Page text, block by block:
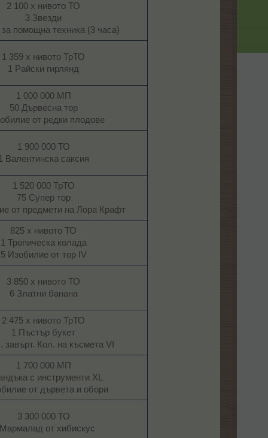
2 100 х нивото ТО
3 Звезди
за помощна техника (3 часа)​
1 359 х нивото ТрТО
1 Райски гирлянд​
1 000 000 МП
50 Дървесна тор
от редки плодове​
1 900 000 ТО
1 Валентинска саксия​
1 520 000 ТрТО
75 Супер тор
от предмети на Лора Крафт​
825 х нивото ТО
1 Тропическа колада
5 Изобилие от тор IV​
3 850 х нивото ТО
6 Златни банана​
2 475 х нивото ТрТО
1 Пъстър букет
завърт. Кол. на късмета VI​
1 700 000 МП
с инструменти XL
от дървета и обори​
3 300 000 ТО
от хибискус​